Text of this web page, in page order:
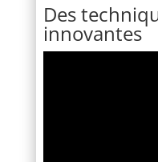
Des
innovantes